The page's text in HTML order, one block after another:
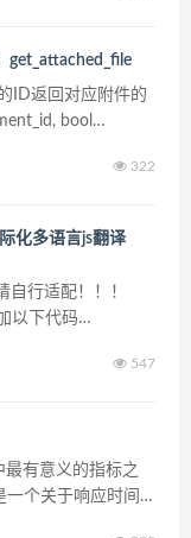
get_attached_file
ID返回对应附件的
bool
322
化多语言js翻译
自行适配！！！
以下代码
547
最有意义的指标之
个关于响应时间